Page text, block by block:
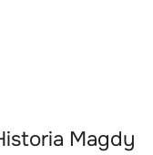
Magdy